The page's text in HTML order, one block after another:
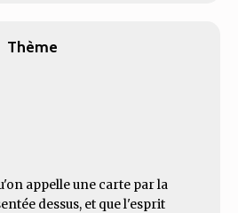
Thème
appelle une carte par la
dessus, et que l'esprit